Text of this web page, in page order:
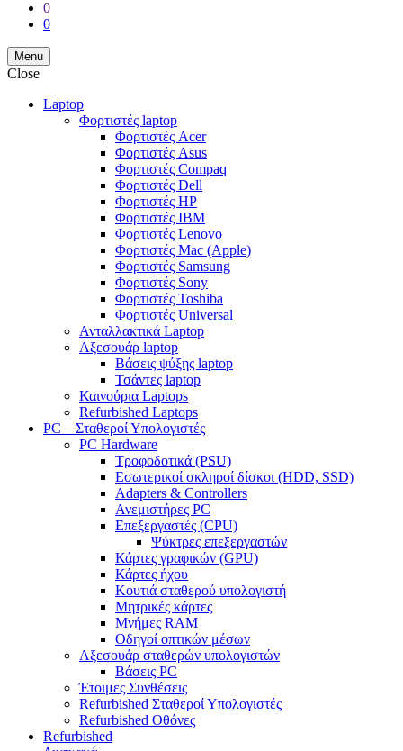
0
0
Menu
Close
Laptop
Φορτιστές laptop
Φορτιστές Acer
Φορτιστές Asus
Φορτιστές Compaq
Φορτιστές Dell
Φορτιστές HP
Φορτιστές IBM
Φορτιστές Lenovo
Φορτιστές Mac (Apple)
Φορτιστές Samsung
Φορτιστές Sony
Φορτιστές Toshiba
Φορτιστές Universal
Ανταλλακτικά Laptop
Αξεσουάρ laptop
Βάσεις ψύξης laptop
Τσάντες laptop
Καινούρια Laptops
Refurbished Laptops
PC – Σταθεροί Υπολογιστές
PC Hardware
Τροφοδοτικά (PSU)
Εσωτερικοί σκληροί δίσκοι (HDD, SSD)
Adapters & Controllers
Ανεμιστήρες PC
Επεξεργαστές (CPU)
Ψύκτρες επεξεργαστών
Κάρτες γραφικών (GPU)
Κάρτες ήχου
Κουτιά σταθερού υπολογιστή
Μητρικές κάρτες
Μνήμες RAM
Οδηγοί οπτικών μέσων
Αξεσουάρ σταθερών υπολογιστών
Βάσεις PC
Έτοιμες Συνθέσεις
Refurbished Σταθεροί Υπολογιστές
Refurbished Οθόνες
Refurbished